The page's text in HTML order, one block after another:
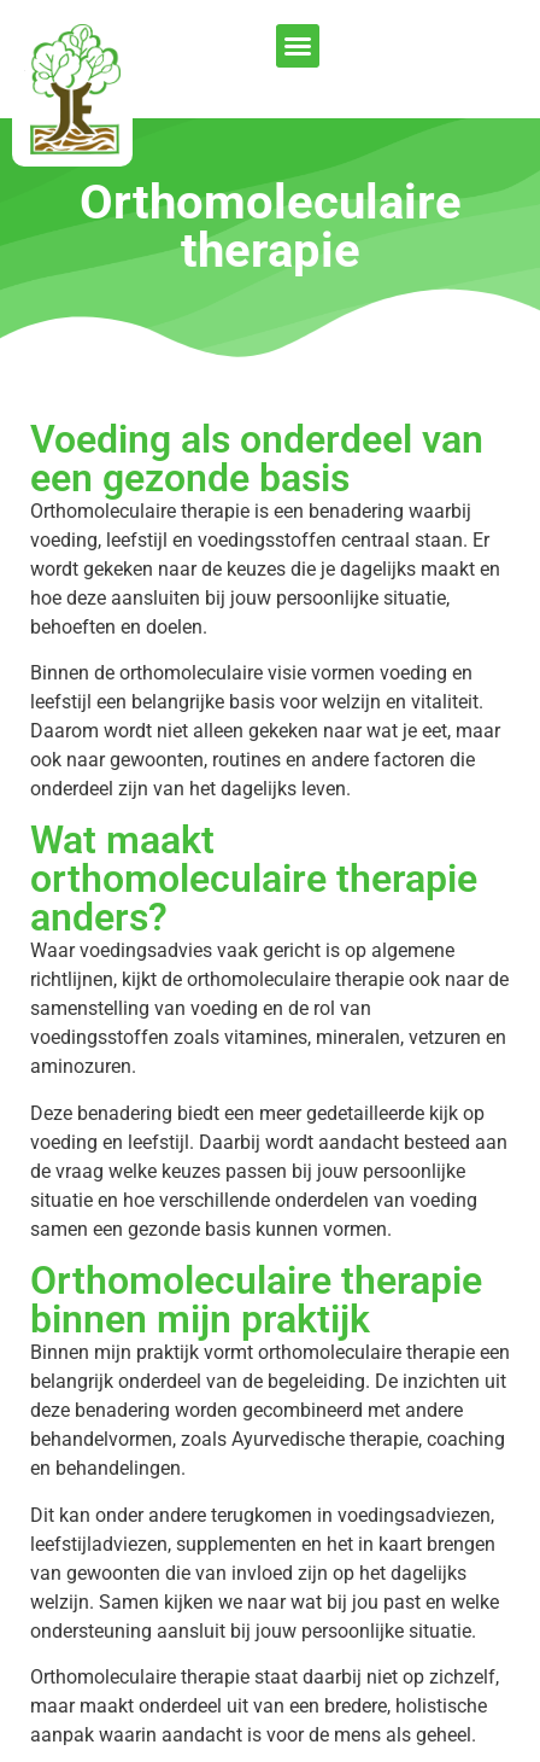
Orthomoleculaire
therapie
Voeding als onderdeel van
een gezonde basis
Orthomoleculaire therapie is een benadering waarbij
voeding, leefstijl en voedingsstoffen centraal staan. Er
wordt gekeken naar de keuzes die je dagelijks maakt en
hoe deze aansluiten bij jouw persoonlijke situatie,
behoeften en doelen.
Binnen de orthomoleculaire visie vormen voeding en
leefstijl een belangrijke basis voor welzijn en vitaliteit.
Daarom wordt niet alleen gekeken naar wat je eet, maar
ook naar gewoonten, routines en andere factoren die
onderdeel zijn van het dagelijks leven.
Wat maakt
orthomoleculaire therapie
anders?
Waar voedingsadvies vaak gericht is op algemene
richtlijnen, kijkt de orthomoleculaire therapie ook naar de
samenstelling van voeding en de rol van
voedingsstoffen zoals vitamines, mineralen, vetzuren en
aminozuren.
Deze benadering biedt een meer gedetailleerde kijk op
voeding en leefstijl. Daarbij wordt aandacht besteed aan
de vraag welke keuzes passen bij jouw persoonlijke
situatie en hoe verschillende onderdelen van voeding
samen een gezonde basis kunnen vormen.
Orthomoleculaire therapie
binnen mijn praktijk
Binnen mijn praktijk vormt orthomoleculaire therapie een
belangrijk onderdeel van de begeleiding. De inzichten uit
deze benadering worden gecombineerd met andere
behandelvormen, zoals Ayurvedische therapie, coaching
en behandelingen.
Dit kan onder andere terugkomen in voedingsadviezen,
leefstijladviezen, supplementen en het in kaart brengen
van gewoonten die van invloed zijn op het dagelijks
welzijn. Samen kijken we naar wat bij jou past en welke
ondersteuning aansluit bij jouw persoonlijke situatie.
Orthomoleculaire therapie staat daarbij niet op zichzelf,
maar maakt onderdeel uit van een bredere, holistische
aanpak waarin aandacht is voor de mens als geheel.